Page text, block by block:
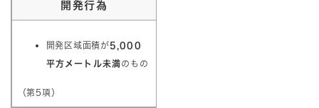
開発行為
開発区域面積が5,000
平方メートル未満のもの
（第5項）